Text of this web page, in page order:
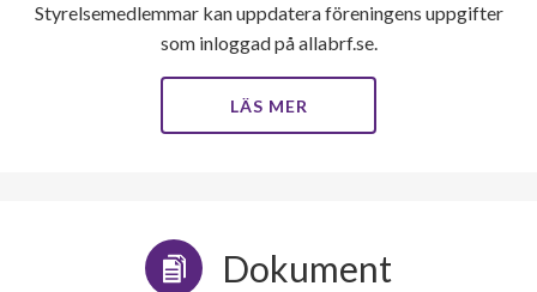
Styrelsemedlemmar kan uppdatera föreningens uppgifter
som inloggad på allabrf.se.
LÄS MER
Dokument